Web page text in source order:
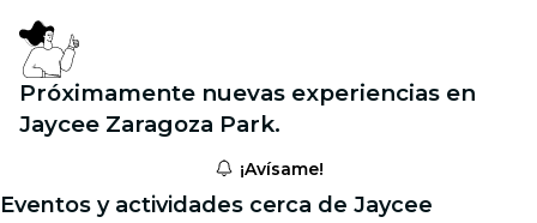
Próximamente nuevas experiencias en
Jaycee Zaragoza Park.
¡Avísame!
Eventos y actividades cerca de Jaycee